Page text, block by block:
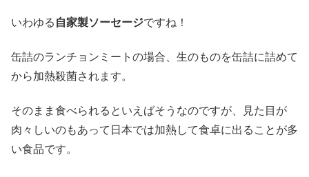
いわゆる 自家製ソーセージですね！
缶詰のランチョンミートの場合、生のものを缶詰に詰めて
から加熱殺菌されます。
そのまま食べられるといえばそうなのですが、見た目が
肉々しいのもあって日本では加熱して食卓に出ることが多
い食品です。